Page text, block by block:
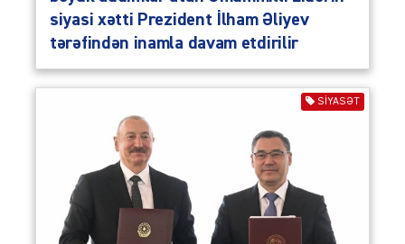
siyasi xətti Prezident İlham Əliyev
tərəfindən inamla davam etdirilir
SIYASƏT